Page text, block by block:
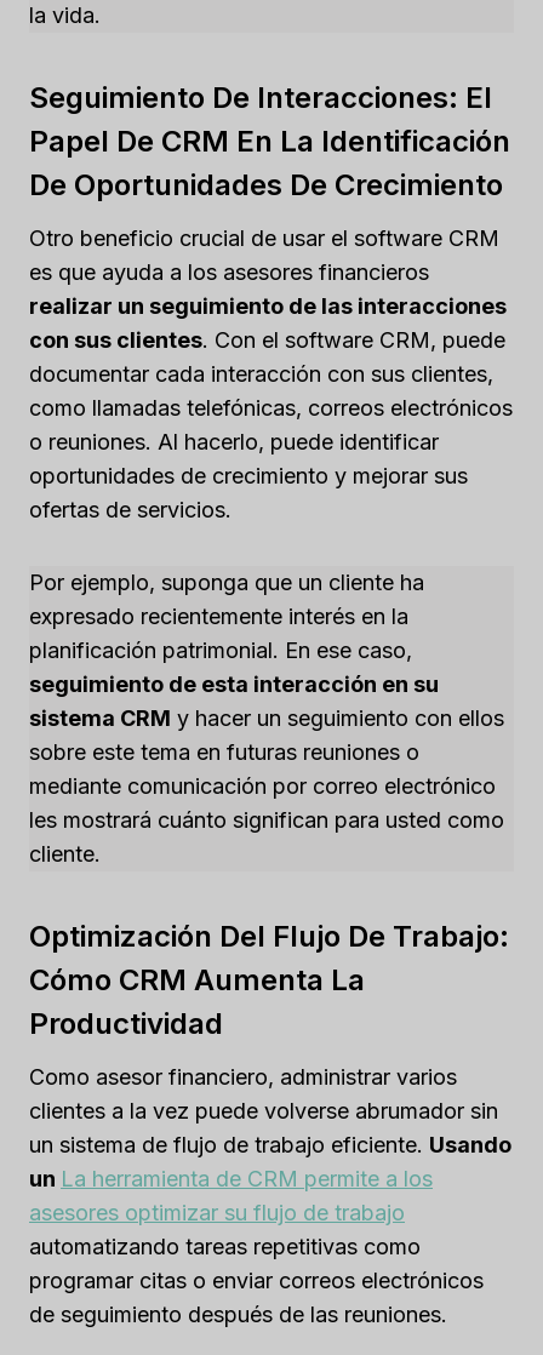
la vida.
Seguimiento De Interacciones: El
Papel De CRM En La Identificación
De Oportunidades De Crecimiento
Otro beneficio crucial de usar el software CRM
es que ayuda a los asesores financieros
realizar un seguimiento de las interacciones
con sus clientes. Con el software CRM, puede
documentar cada interacción con sus clientes,
como llamadas telefónicas, correos electrónicos
o reuniones. Al hacerlo, puede identificar
oportunidades de crecimiento y mejorar sus
ofertas de servicios.
Por ejemplo, suponga que un cliente ha
expresado recientemente interés en la
planificación patrimonial. En ese caso,
seguimiento de esta interacción en su
sistema CRM y hacer un seguimiento con ellos
sobre este tema en futuras reuniones o
mediante comunicación por correo electrónico
les mostrará cuánto significan para usted como
cliente.
Optimización Del Flujo De Trabajo:
Cómo CRM Aumenta La
Productividad
Como asesor financiero, administrar varios
clientes a la vez puede volverse abrumador sin
un sistema de flujo de trabajo eficiente. Usando
un La herramienta de CRM permite a los
asesores optimizar su flujo de trabajo
automatizando tareas repetitivas como
programar citas o enviar correos electrónicos
de seguimiento después de las reuniones.